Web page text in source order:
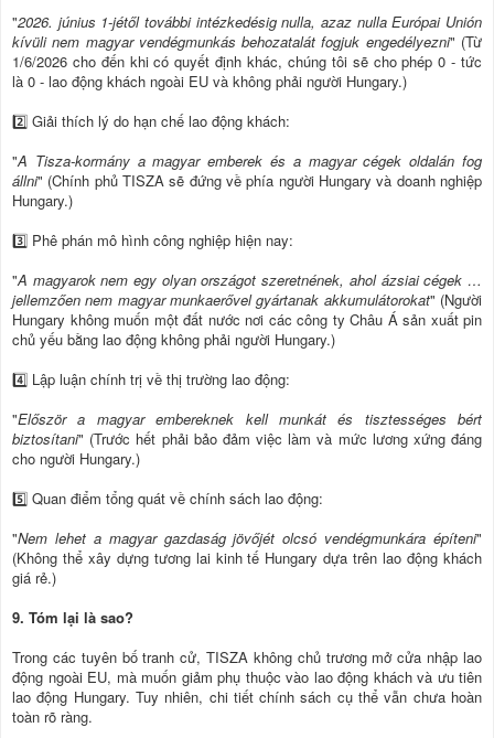
"2026. június 1-jétől további intézkedésig nulla, azaz nulla Európai Unión
kívüli nem magyar vendégmunkás behozatalát fogjuk engedélyezni" (Từ
1/6/2026 cho đến khi có quyết định khác, chúng tôi sẽ cho phép 0 - tức
là 0 - lao động khách ngoài EU và không phải người Hungary.)
2️⃣ Giải thích lý do hạn chế lao động khách:
"A Tisza-kormány a magyar emberek és a magyar cégek oldalán fog
állni" (Chính phủ TISZA sẽ đứng về phía người Hungary và doanh nghiệp
Hungary.)
3️⃣ Phê phán mô hình công nghiệp hiện nay:
"A magyarok nem egy olyan országot szeretnének, ahol ázsiai cégek …
jellemzően nem magyar munkaerővel gyártanak akkumulátorokat" (Người
Hungary không muốn một đất nước nơi các công ty Châu Á sản xuất pin
chủ yếu bằng lao động không phải người Hungary.)
4️⃣ Lập luận chính trị về thị trường lao động:
"Először a magyar embereknek kell munkát és tisztességes bért
biztosítani" (Trước hết phải bảo đảm việc làm và mức lương xứng đáng
cho người Hungary.)
5️⃣ Quan điểm tổng quát về chính sách lao động:
"Nem lehet a magyar gazdaság jövőjét olcsó vendégmunkára építeni"
(Không thể xây dựng tương lai kinh tế Hungary dựa trên lao động khách
giá rẻ.)
9. Tóm lại là sao?
Trong các tuyên bố tranh cử, TISZA không chủ trương mở cửa nhập lao
động ngoài EU, mà muốn giảm phụ thuộc vào lao động khách và ưu tiên
lao động Hungary. Tuy nhiên, chi tiết chính sách cụ thể vẫn chưa hoàn
toàn rõ ràng.